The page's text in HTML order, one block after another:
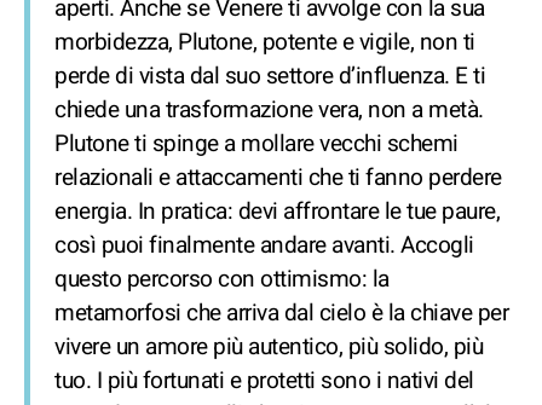
aperti. Anche se Venere ti avvolge con la sua
morbidezza, Plutone, potente e vigile, non ti
perde di vista dal suo settore d’influenza. E ti
chiede una trasformazione vera, non a metà.
Plutone ti spinge a mollare vecchi schemi
relazionali e attaccamenti che ti fanno perdere
energia. In pratica: devi affrontare le tue paure,
così puoi finalmente andare avanti. Accogli
questo percorso con ottimismo: la
metamorfosi che arriva dal cielo è la chiave per
vivere un amore più autentico, più solido, più
tuo. I più fortunati e protetti sono i nativi del